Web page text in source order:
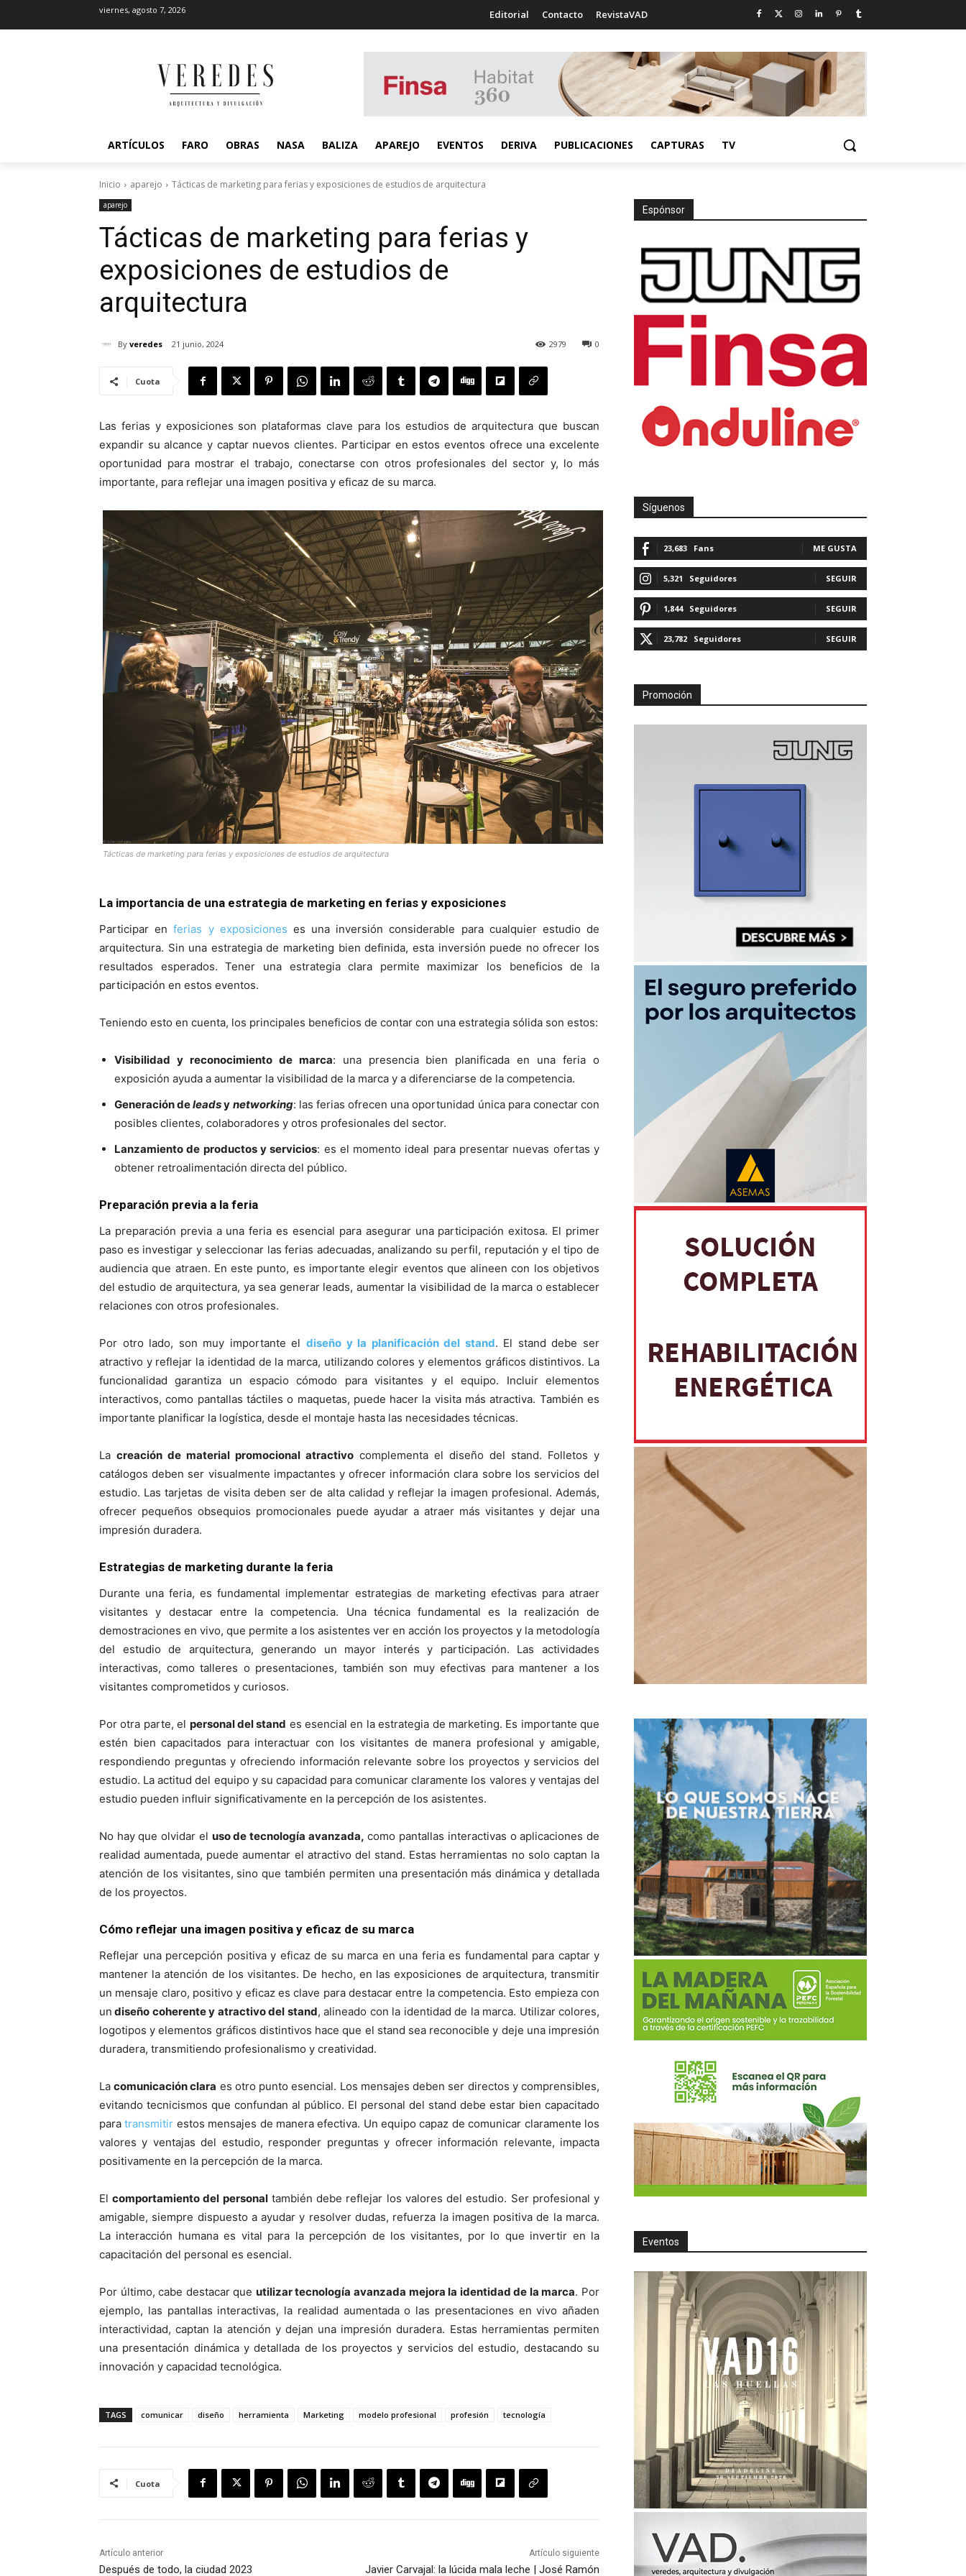
viernes, agosto 7, 2026 Editorial Contacto RevistaVAD
ARTÍCULOS FARO OBRAS NASA BALIZA APAREJO EVENTOS DERIVA PUBLICACIONES CAPTURAS TV
Inicio aparejo Tácticas de marketing para ferias y exposiciones de estudios de arquitectura
aparejo
Tácticas de marketing para ferias y
exposiciones de estudios de
arquitectura
By veredes 21 junio, 2024 0
2979
Cuota
Las ferias y exposiciones son plataformas clave para los estudios de arquitectura que buscan
expandir su alcance y captar nuevos clientes. Participar en estos eventos ofrece una excelente
oportunidad para mostrar el trabajo, conectarse con otros profesionales del sector y, lo más
importante, para reflejar una imagen positiva y eficaz de su marca.
Tácticas de marketing para ferias y exposiciones de estudios de arquitectura
La importancia de una estrategia de marketing en ferias y exposiciones
Participar enferias y exposiciones es una inversión considerable para cualquier estudio de
arquitectura. Sin una estrategia de marketing bien definida, esta inversión puede no ofrecer los
resultados esperados. Tener una estrategia clara permite maximizar los beneficios de la
participación en estos eventos.
Teniendo esto en cuenta, los principales beneficios de contar con una estrategia sólida son estos:
Visibilidad y reconocimiento de marca: una presencia bien planificada en una feria o
exposición ayuda a aumentar la visibilidad de la marca y a diferenciarse de la competencia.
Generación deleadsy networking: las ferias ofrecen una oportunidad única para conectar con
posibles clientes, colaboradores y otros profesionales del sector.
Lanzamiento de productos y servicios: es el momento ideal para presentar nuevas ofertas y
obtener retroalimentación directa del público.
Preparación previa a la feria
La preparación previa a una feria es esencial para asegurar una participación exitosa. El primer
paso es investigar y seleccionar las ferias adecuadas, analizando su perfil, reputación y el tipo de
audiencia que atraen. En este punto, es importante elegir eventos que alineen con los objetivos
del estudio de arquitectura, ya sea generar leads, aumentar la visibilidad de la marca o establecer
relaciones con otros profesionales.
Por otro lado, son muy importante el diseño y la planificación del stand. El stand debe ser
atractivo y reflejar la identidad de la marca, utilizando colores y elementos gráficos distintivos. La
funcionalidad garantiza un espacio cómodo para visitantes y el equipo. Incluir elementos
interactivos, como pantallas táctiles o maquetas, puede hacer la visita más atractiva. También es
importante planificar la logística, desde el montaje hasta las necesidades técnicas.
La creación de material promocional atractivo complementa el diseño del stand. Folletos y
catálogos deben ser visualmente impactantes y ofrecer información clara sobre los servicios del
estudio. Las tarjetas de visita deben ser de alta calidad y reflejar la imagen profesional. Además,
ofrecer pequeños obsequios promocionales puede ayudar a atraer más visitantes y dejar una
impresión duradera.
Estrategias de marketing durante la feria
Durante una feria, es fundamental implementar estrategias de marketing efectivas para atraer
visitantes y destacar entre la competencia. Una técnica fundamental es la realización de
demostraciones en vivo, que permite a los asistentes ver en acción los proyectos y la metodología
del estudio de arquitectura, generando un mayor interés y participación. Las actividades
interactivas, como talleres o presentaciones, también son muy efectivas para mantener a los
visitantes comprometidos y curiosos.
Por otra parte, el personal del stand es esencial en la estrategia de marketing. Es importante que
estén bien capacitados para interactuar con los visitantes de manera profesional y amigable,
respondiendo preguntas y ofreciendo información relevante sobre los proyectos y servicios del
estudio. La actitud del equipo y su capacidad para comunicar claramente los valores y ventajas del
estudio pueden influir significativamente en la percepción de los asistentes.
No hay que olvidar el uso de tecnología avanzada, como pantallas interactivas o aplicaciones de
realidad aumentada, puede aumentar el atractivo del stand. Estas herramientas no solo captan la
atención de los visitantes, sino que también permiten una presentación más dinámica y detallada
de los proyectos.
Cómo reflejar una imagen positiva y eficaz de su marca
Reflejar una percepción positiva y eficaz de su marca en una feria es fundamental para captar y
mantener la atención de los visitantes. De hecho, en las exposiciones de arquitectura, transmitir
un mensaje claro, positivo y eficaz es clave para destacar entre la competencia. Esto empieza con
un diseño coherente y atractivo del stand, alineado con la identidad de la marca. Utilizar colores,
logotipos y elementos gráficos distintivos hace que el stand sea reconocible y deje una impresión
duradera, transmitiendo profesionalismo y creatividad.
Lacomunicación clara es otro punto esencial. Los mensajes deben ser directos y comprensibles,
evitando tecnicismos que confundan al público. El personal del stand debe estar bien capacitado
paratransmitir estos mensajes de manera efectiva. Un equipo capaz de comunicar claramente los
valores y ventajas del estudio, responder preguntas y ofrecer información relevante, impacta
positivamente en la percepción de la marca.
Elcomportamiento del personaltambién debe reflejar los valores del estudio. Ser profesional y
amigable, siempre dispuesto a ayudar y resolver dudas, refuerza la imagen positiva de la marca.
La interacción humana es vital para la percepción de los visitantes, por lo que invertir en la
capacitación del personal es esencial.
Por último, cabe destacar que utilizar tecnología avanzada mejora la identidad de la marca. Por
ejemplo, las pantallas interactivas, la realidad aumentada o las presentaciones en vivo añaden
interactividad, captan la atención y dejan una impresión duradera. Estas herramientas permiten
una presentación dinámica y detallada de los proyectos y servicios del estudio, destacando su
innovación y capacidad tecnológica.
TAGS comunicar diseño herramienta Marketing modelo profesional profesión tecnología
Cuota
Artículo anterior
Después de todo, la ciudad 2023
Artículo siguiente
Javier Carvajal: la lúcida mala leche | José Ramón
Espónsor
Síguenos
23,683 Fans ME GUSTA
5,321 Seguidores SEGUIR
1,844 Seguidores SEGUIR
23,782 Seguidores SEGUIR
Promoción
Eventos